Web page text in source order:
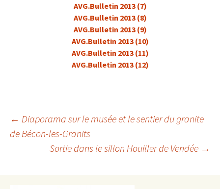
AVG.Bulletin 2013 (7)
AVG.Bulletin 2013 (8)
AVG.Bulletin 2013 (9)
AVG.Bulletin 2013 (10)
AVG.Bulletin 2013 (11)
AVG.Bulletin 2013 (12)
Navigation
← Diaporama sur le musée et le sentier du granite
de Bécon-les-Granits
Sortie dans le sillon Houiller de Vendée →